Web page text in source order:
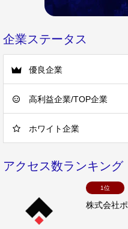
企業ステータス
優良企業
高利益企業/TOP企業
ホワイト企業
アクセス数ランキング
1位
株式会社